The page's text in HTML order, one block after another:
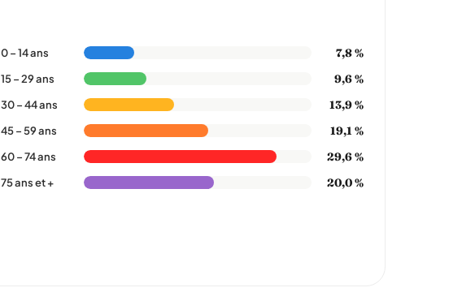
0 – 14 ans 7,8 %
15 – 29 ans 9,6 %
30 – 44 ans 13,9 %
45 – 59 ans 19,1 %
60 – 74 ans 29,6 %
75 ans et + 20,0 %